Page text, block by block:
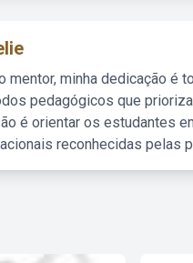
mentor, minha dedicação é
pedagógicos que
é orientar os estudantes
reconhecidas pelas